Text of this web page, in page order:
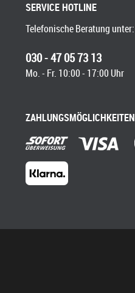
SERVICE HOTLINE
Telefonische Beratung unter:
030 - 47 05 73 13
Mo. - Fr. 10:00 - 17:00 Uhr
ZAHLUNGSMÖGLICHKEITEN